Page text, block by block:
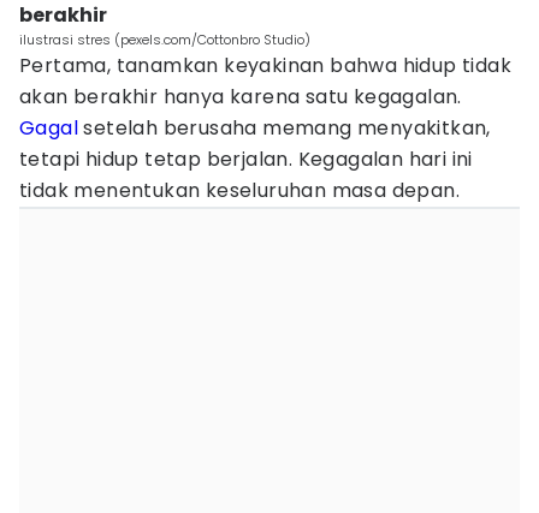
berakhir
ilustrasi stres (pexels.com/Cottonbro Studio)
Pertama, tanamkan keyakinan bahwa hidup tidak
akan berakhir hanya karena satu kegagalan.
Gagalsetelah berusaha memang menyakitkan,
tetapi hidup tetap berjalan. Kegagalan hari ini
tidak menentukan keseluruhan masa depan.